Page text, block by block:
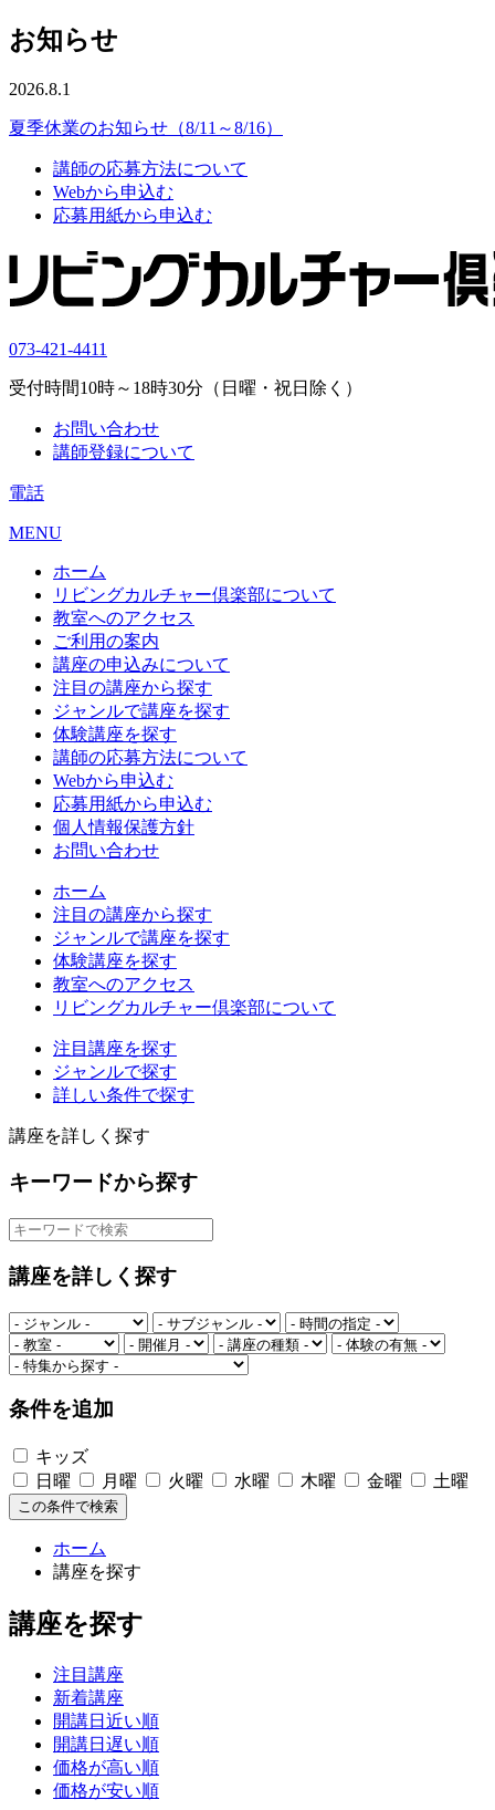
お知らせ
2026.8.1
夏季休業のお知らせ（8/11～8/16）
講師の応募方法について
Webから申込む
応募用紙から申込む
073-421-4411
受付時間10時～18時30分（日曜・祝日除く）
お問い合わせ
講師登録について
電話
MENU
ホーム
リビングカルチャー倶楽部について
教室へのアクセス
ご利用の案内
講座の申込みについて
注目の講座から探す
ジャンルで講座を探す
体験講座を探す
講師の応募方法について
Webから申込む
応募用紙から申込む
個人情報保護方針
お問い合わせ
ホーム
注目の講座から探す
ジャンルで講座を探す
体験講座を探す
教室へのアクセス
リビングカルチャー倶楽部について
注目講座を探す
ジャンルで探す
詳しい条件で探す
講座を詳しく探す
キーワードから探す
講座を詳しく探す
条件を追加
キッズ
日曜
月曜 火曜 水曜 木曜 金曜 土曜
この条件で検索
ホーム
講座を探す
講座を探す
注目講座
新着講座
開講日近い順
開講日遅い順
価格が高い順
価格が安い順